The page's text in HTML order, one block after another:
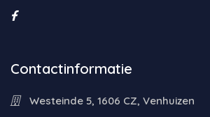
Contactinformatie
Westeinde 5, 1606 CZ, Venhuizen